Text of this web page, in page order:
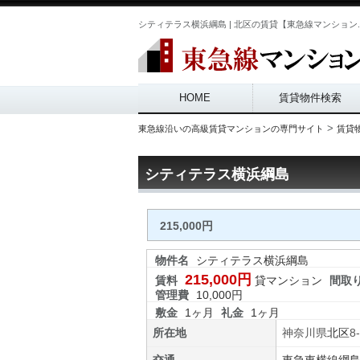
シティテラス横浜綱島 | 北区の賃貸【東急線マンション
Main menu
HOME 賃貸物件検索
東急線沿いの高級賃貸マンションの専門サイト > 賃貸
シティテラス横浜綱島
215,000円
物件名
シティテラス横浜綱島
賃料 215,000円 貸マンション
間取り
管理費
10,000円
敷金
1ヶ月 礼金
1ヶ月
所在地
神奈川県北区